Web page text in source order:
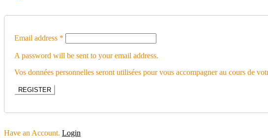
Email address *
A password will be sent to your email address.
Vos données personnelles seront utilisées pour vous accompagner au cours de
REGISTER
Have an Account. Login